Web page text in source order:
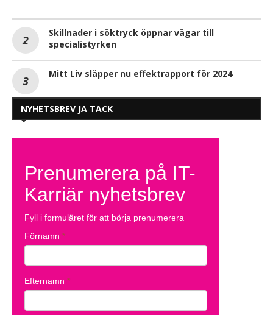
Skillnader i söktryck öppnar vägar till
specialistyrken
Mitt Liv släpper nu effektrapport för 2024
NYHETSBREV JA TACK